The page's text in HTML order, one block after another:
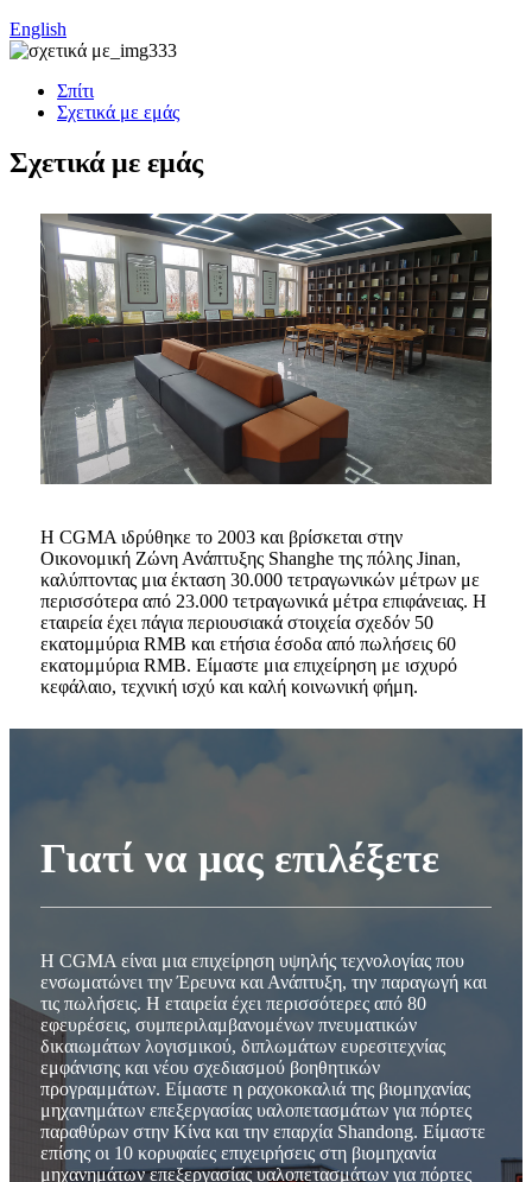
English
Σπίτι
Σχετικά με εμάς
Σχετικά με εμάς
Η CGMA ιδρύθηκε το 2003 και βρίσκεται στην
Οικονομική Ζώνη Ανάπτυξης Shanghe της πόλης Jinan,
καλύπτοντας μια έκταση 30.000 τετραγωνικών μέτρων με
περισσότερα από 23.000 τετραγωνικά μέτρα επιφάνειας. Η
εταιρεία έχει πάγια περιουσιακά στοιχεία σχεδόν 50
εκατομμύρια RMB και ετήσια έσοδα από πωλήσεις 60
εκατομμύρια RMB. Είμαστε μια επιχείρηση με ισχυρό
κεφάλαιο, τεχνική ισχύ και καλή κοινωνική φήμη.
Γιατί να μας επιλέξετε
Η CGMA είναι μια επιχείρηση υψηλής τεχνολογίας που
ενσωματώνει την Έρευνα και Ανάπτυξη, την παραγωγή και
τις πωλήσεις. Η εταιρεία έχει περισσότερες από 80
εφευρέσεις, συμπεριλαμβανομένων πνευματικών
δικαιωμάτων λογισμικού, διπλωμάτων ευρεσιτεχνίας
εμφάνισης και νέου σχεδιασμού βοηθητικών
προγραμμάτων. Είμαστε η ραχοκοκαλιά της βιομηχανίας
μηχανημάτων επεξεργασίας υαλοπετασμάτων για πόρτες
παραθύρων στην Κίνα και την επαρχία Shandong. Είμαστε
επίσης οι 10 κορυφαίες επιχειρήσεις στη βιομηχανία
μηχανημάτων επεξεργασίας υαλοπετασμάτων για πόρτες